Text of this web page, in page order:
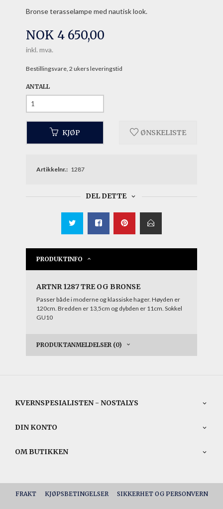
Bronse terasselampe med nautisk look.
Pris
NOK 4 650,00
inkl. mva.
Bestillingsvare, 2 ukers leveringstid
ANTALL
KJØP ØNSKELISTE
Artikkelnr.: 1287
DEL DETTE
PRODUKTINFO
ARTNR 1287 TRE OG BRONSE
Passer både i moderne og klassiske hager. Høyden er
120cm. Bredden er 13,5cm og dybden er 11cm. Sokkel
GU10
PRODUKTANMELDELSER (0)
KVERNSPESIALISTEN - NOSTALYS
DIN KONTO
OM BUTIKKEN
FRAKT KJØPSBETINGELSER SIKKERHET OG PERSONVERN